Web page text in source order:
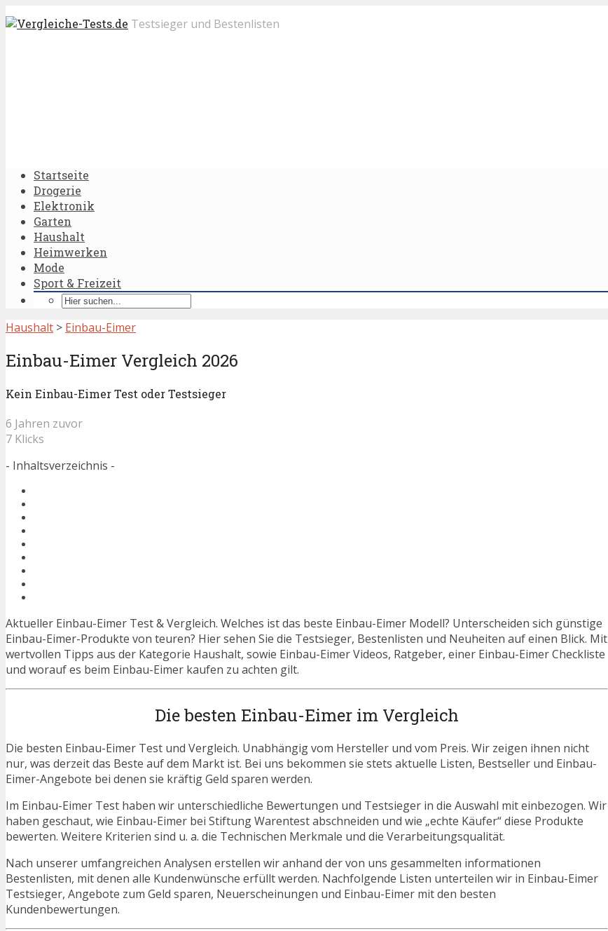
Testsieger und Bestenlisten
Startseite
Drogerie
Elektronik
Garten
Haushalt
Heimwerken
Mode
Sport & Freizeit
Haushalt > Einbau-Eimer
Einbau-Eimer Vergleich 2026
Kein Einbau-Eimer Test oder Testsieger
6 Jahren zuvor
7 Klicks
- Inhaltsverzeichnis -
Aktueller Einbau-Eimer Test & Vergleich. Welches ist das beste Einbau-Eimer Modell? Unterscheiden sich günstige
Einbau-Eimer-Produkte von teuren? Hier sehen Sie die Testsieger, Bestenlisten und Neuheiten auf einen Blick. Mit
wertvollen Tipps aus der Kategorie Haushalt, sowie Einbau-Eimer Videos, Ratgeber, einer Einbau-Eimer Checkliste
und worauf es beim Einbau-Eimer kaufen zu achten gilt.
Die besten Einbau-Eimer im Vergleich
Die besten Einbau-Eimer Test und Vergleich. Unabhängig vom Hersteller und vom Preis. Wir zeigen ihnen nicht
nur, was derzeit das Beste auf dem Markt ist. Bei uns bekommen sie stets aktuelle Listen, Bestseller und Einbau-
Eimer-Angebote bei denen sie kräftig Geld sparen werden.
Im Einbau-Eimer Test haben wir unterschiedliche Bewertungen und Testsieger in die Auswahl mit einbezogen. Wir
haben geschaut, wie Einbau-Eimer bei Stiftung Warentest abschneiden und wie „echte Käufer“ diese Produkte
bewerten. Weitere Kriterien sind u. a. die Technischen Merkmale und die Verarbeitungsqualität.
Nach unserer umfangreichen Analysen erstellen wir anhand der von uns gesammelten informationen
Bestenlisten, mit denen alle Kundenwünsche erfüllt werden. Nachfolgende Listen unterteilen wir in Einbau-Eimer
Testsieger, Angebote zum Geld sparen, Neuerscheinungen und Einbau-Eimer mit den besten
Kundenbewertungen.